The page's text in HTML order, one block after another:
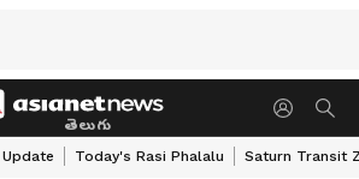
తెలుగు
Today's Rasi Phalalu Saturn Transit